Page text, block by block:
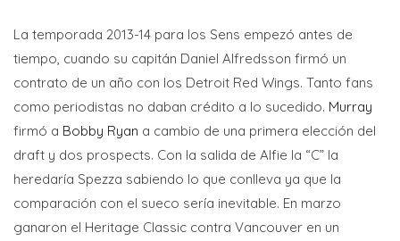
La temporada 2013-14 para los Sens empezó antes de
tiempo, cuando su capitán Daniel Alfredsson firmó un
contrato de un año con los Detroit Red Wings. Tanto fans
como periodistas no daban crédito a lo sucedido. Murray
firmó a Bobby Ryan a cambio de una primera elección del
draft y dos prospects. Con la salida de Alfie la “C” la
heredaría Spezza sabiendo lo que conlleva ya que la
comparación con el sueco sería inevitable. En marzo
ganaron el Heritage Classic contra Vancouver en un